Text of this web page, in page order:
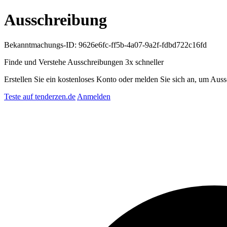
Ausschreibung
Bekanntmachungs-ID: 9626e6fc-ff5b-4a07-9a2f-fdbd722c16fd
Finde und Verstehe Ausschreibungen 3x schneller
Erstellen Sie ein kostenloses Konto oder melden Sie sich an, um
Teste auf tenderzen.de Anmelden